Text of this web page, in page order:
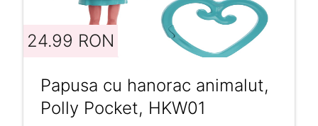
24.99 RON
Papusa cu hanorac animalut,
Polly Pocket, HKW01